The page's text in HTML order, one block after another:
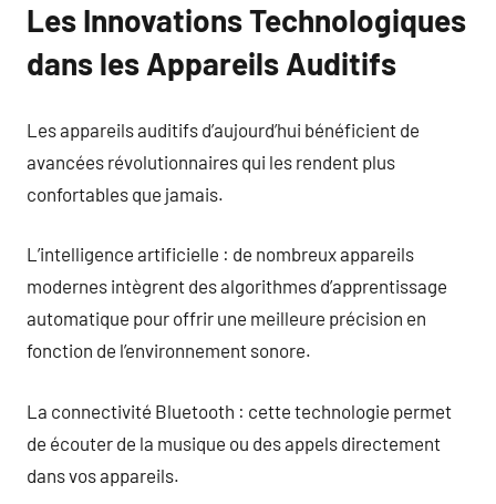
Les Innovations Technologiques
dans les Appareils Auditifs
Les appareils auditifs d’aujourd’hui bénéficient de
avancées révolutionnaires qui les rendent plus
confortables que jamais.
L’intelligence artificielle : de nombreux appareils
modernes intègrent des algorithmes d’apprentissage
automatique pour offrir une meilleure précision en
fonction de l’environnement sonore.
La connectivité Bluetooth : cette technologie permet
de écouter de la musique ou des appels directement
dans vos appareils.